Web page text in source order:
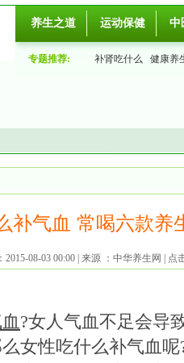
养生之道 运动保健 中
专题推荐: 补肾吃什么 健康养
补气血 常喝六款养
2015-08-03 00:00 来源 ：中华养生网 点
?女人气血不足会导
女性吃什么补气血